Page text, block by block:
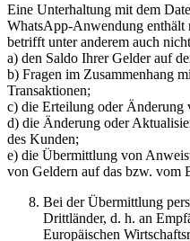
Eine Unterhaltung mit dem
WhatsApp-Anwendung enthält
betrifft unter anderem auch
a) den Saldo Ihrer Gelder auf
b) Fragen im Zusammenhang
Transaktionen;
c) die Erteilung oder Änderung
d) die Änderung oder
des Kunden;
e) die Übermittlung von
von Geldern auf das bzw. vom
Bei der Übermittlung
Drittländer, d. h. an
Europäischen